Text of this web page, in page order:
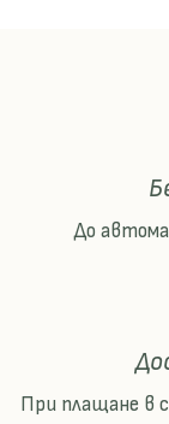
До
При плащане в